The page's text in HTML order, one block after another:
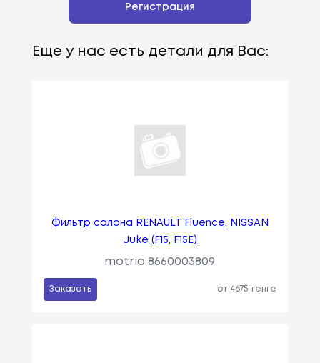
Регистрация
Еще у нас есть детали для Вас:
Фильтр салона RENAULT Fluence, NISSAN
Juke (F15, F15E)
motrio 8660003809
Заказать от 4675 тенге